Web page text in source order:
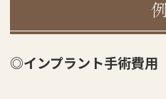
例
◎インプラント手術費用